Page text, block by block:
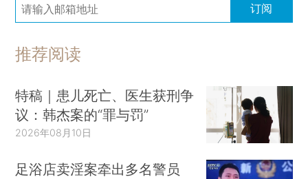
订阅
推荐阅读
特稿｜患儿死亡、医生获刑争
议：韩杰案的“罪与罚”
2026年08月10日
足浴店卖淫案牵出多名警员